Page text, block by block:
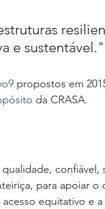
e sustentável."
propostos em
da CRASA.
para apoiar
equitativo e